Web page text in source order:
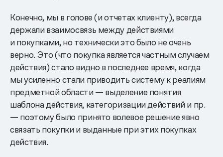
Конечно, мы в голове (и отчетах клиенту), всегда
держали взаимосвязь между действиями
и покупками, но технически это было не очень
верно. Это (что покупка является частным случаем
действия) стало видно в последнее время, когда
мы усиленно стали приводить систему к реалиям
предметной области — выделение понятия
шаблона действия, категоризации действий и пр.
— поэтому было принято волевое решение явно
связать покупки и выданные при этих покупках
действия.